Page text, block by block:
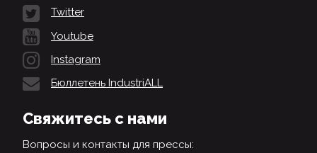
Twitter
Youtube
Instagram
Бюллетень IndustriALL
Свяжитесь с нами
Вопросы и контакты для прессы: